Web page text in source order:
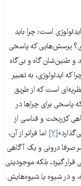
است: چرا باید
پرسش‌هایی که پاسخی
و طنین‌شان گاه و بی‌گاه
ایدئولوژی، به تعبیر
است که از طریق
برای چراها در
کژریخت و قناسی از
[۷]
اما فراتر از آن،
صرفا درونی و یک آگاهی
گیرد، بلکه موجودیتی
و در شیوه‌ یا شیوه‌هایش